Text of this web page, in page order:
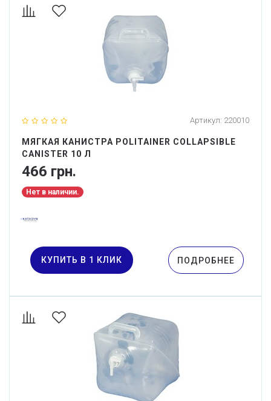
Артикул: 220010
МЯГКАЯ КАНИСТРА POLITAINER COLLAPSIBLE
CANISTER 10 Л
466 грн.
Нет в наличии.
КУПИТЬ В 1 КЛИК ПОДРОБНЕЕ